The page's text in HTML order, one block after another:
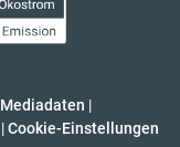
Mediadaten |
| Cookie-Einstellungen